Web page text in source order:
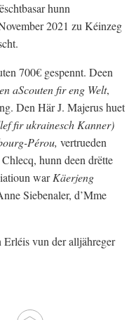
hunn
2021 zu Kéinzeg
700€ gespennt. Deen
aScouten fir eng Welt,
Den Här J. Majerus huet
fir ukrainesch Kanner)
Pérou, vertrueden
hunn deen drëtte
warKäerjeng
Siebenaler, d’Mme
Erléis vun der alljähreger